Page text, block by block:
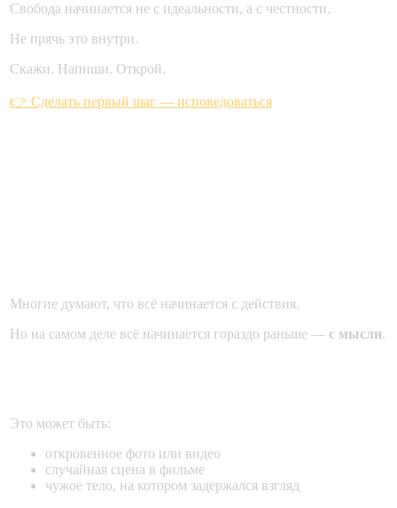
Свобода начинается не с идеальности, а с честности.
Не прячь это внутри.
Скажи. Напиши. Открой.
👉 Сделать первый шаг — исповедоваться
Многие думают, что всё начинается с действия.
Но на самом деле всё начинается гораздо раньше — с мысли.
Это может быть:
откровенное фото или видео
случайная сцена в фильме
чужое тело, на котором задержался взгляд